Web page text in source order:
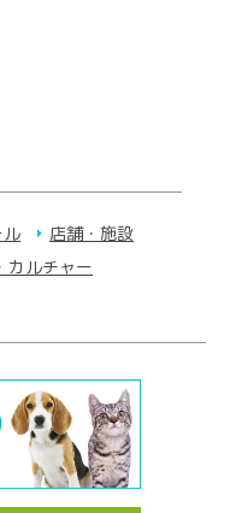
ル
店舗・施設
カルチャー